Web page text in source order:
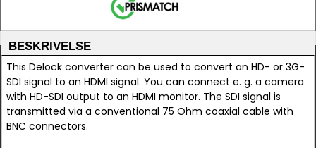
BESKRIVELSE
This Delock converter can be used to convert an HD- or 3G-
SDI signal to an HDMI signal. You can connect e. g. a camera
with HD-SDI output to an HDMI monitor. The SDI signal is
transmitted via a conventional 75 Ohm coaxial cable with
BNC connectors.